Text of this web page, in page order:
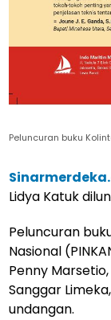
Peluncuran buku
Lidya Katuk
Peluncuran
Nasional
Penny
Sanggar
undangan.